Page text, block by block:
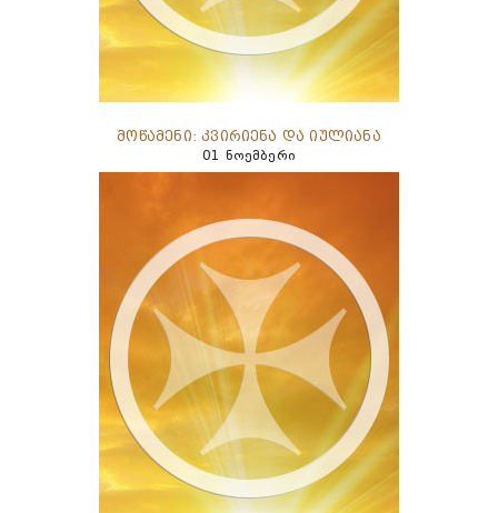
მოწამენი: კვირიენა და იულიანა
01 ნოემბერი